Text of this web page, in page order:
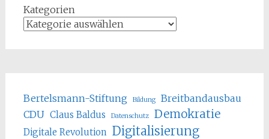
Kategorien
Bertelsmann-Stiftung Bildung
Breitbandausbau
CDU Claus Baldus Datenschutz Demokratie
Digitale Revolution Digitalisierung